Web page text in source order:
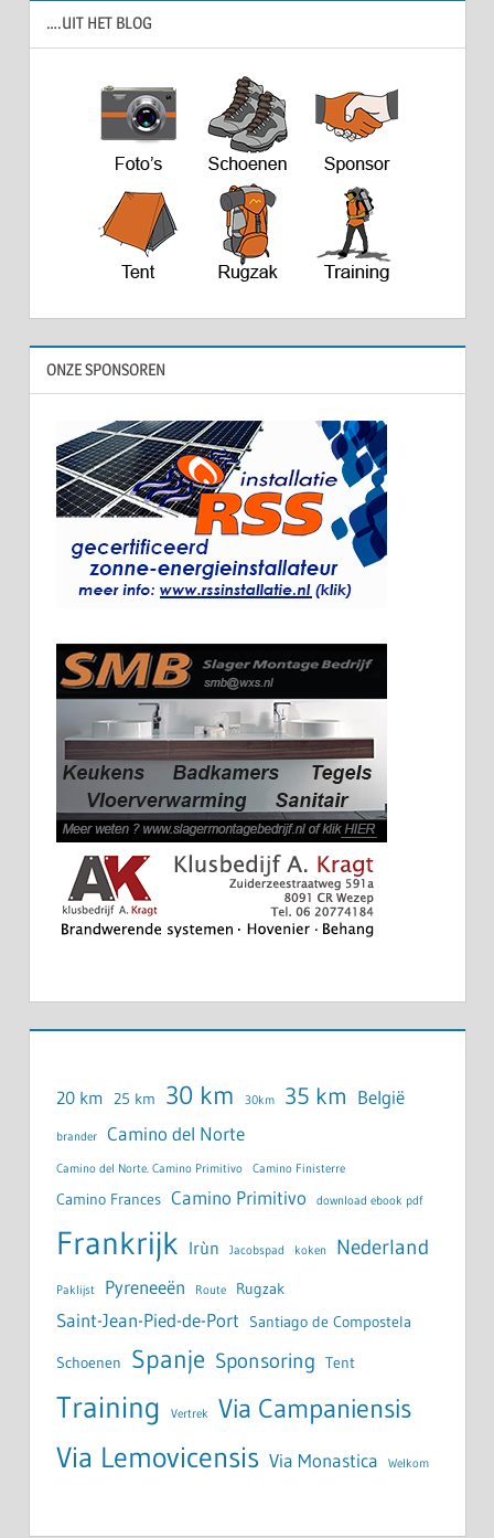
….UIT HET BLOG
ONZE SPONSOREN
20 km 25 km 30 km 30km 35 km België
brander Camino del Norte
Camino del Norte. Camino Primitivo Camino Finisterre
Camino Frances Camino Primitivo download ebook pdf
Frankrijk Irùn Jacobspad koken Nederland
Paklijst Pyreneeën Route Rugzak
Saint-Jean-Pied-de-Port Santiago de Compostela
Schoenen Spanje Sponsoring Tent
Training Vertrek Via Campaniensis
Via Lemovicensis Via Monastica Welkom